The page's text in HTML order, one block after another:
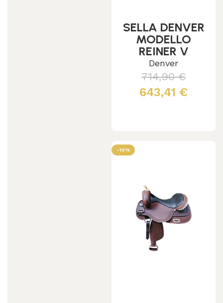
SELLA DENVER
MODELLO
REINER V
Denver
714,90€
643,41 €
-10%